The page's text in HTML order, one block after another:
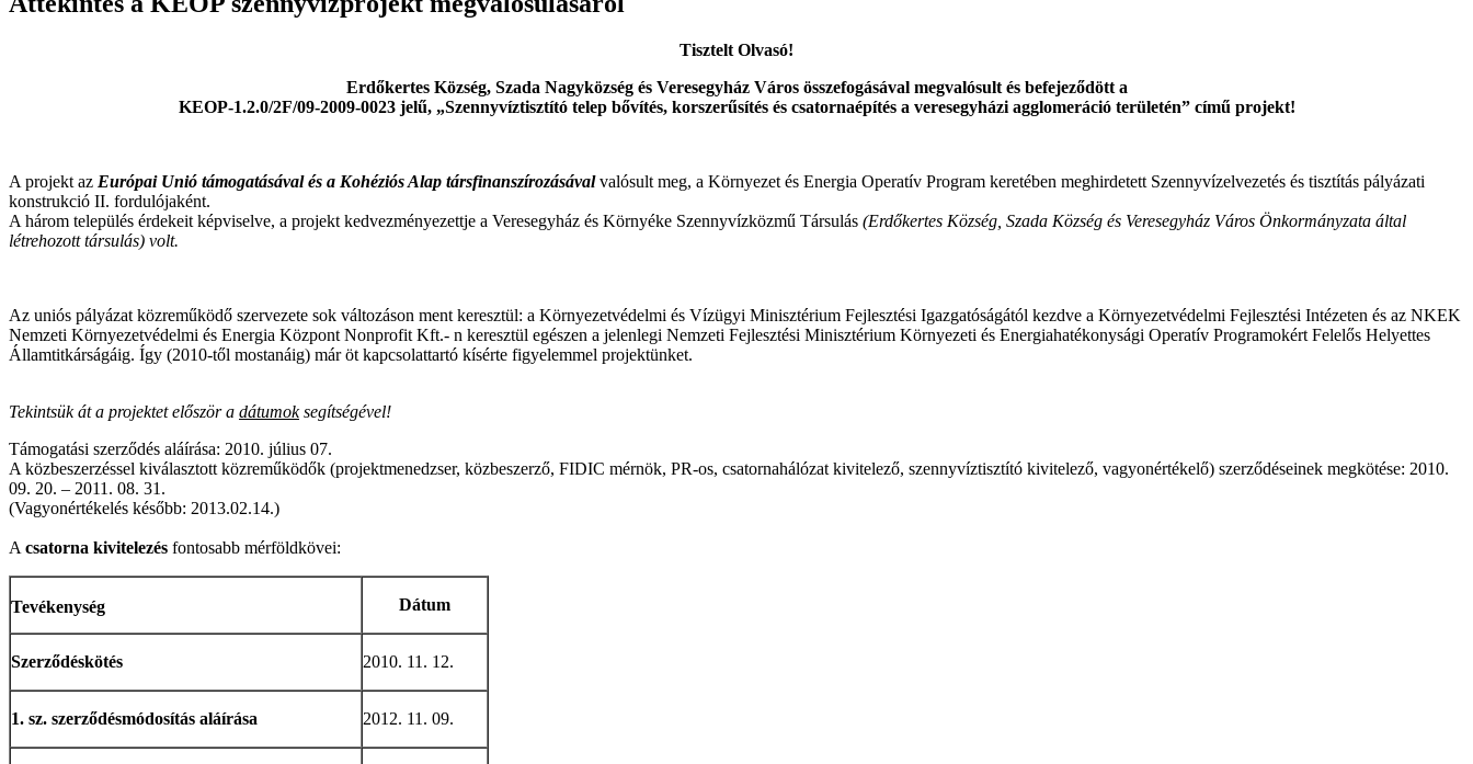
Tisztelt Olvasó!
Erdőkertes Község, Szada Nagyközség és Veresegyház Város összefogásával megvalósult és befejeződött a
KEOP-1.2.0/2F/09-2009-0023 jelű, „Szennyvíztisztító telep bővítés, korszerűsítés és csatornaépítés a veresegyházi agglomeráció területén” című projekt!
A projekt az Európai Unió támogatásával és a Kohéziós Alap társfinanszírozásávalvalósult meg, a Környezet és Energia Operatív Program keretében meghirdetett Szennyvízelvezetés és tisztítás pályázati
konstrukció II. fordulójaként.
A három település érdekeit képviselve, a projekt kedvezményezettje a Veresegyház és Környéke Szennyvízközmű Társulás (Erdőkertes Község, Szada Község és Veresegyház Város Önkormányzata által
létrehozott társulás) volt.
Az uniós pályázat közreműködő szervezete sok változáson ment keresztül: a Környezetvédelmi és Vízügyi Minisztérium Fejlesztési Igazgatóságától kezdve a Környezetvédelmi Fejlesztési Intézeten és az NKEK
Nemzeti Környezetvédelmi és Energia Központ Nonprofit Kft.- n keresztül egészen a jelenlegi Nemzeti Fejlesztési Minisztérium Környezeti és Energiahatékonysági Operatív Programokért Felelős Helyettes
Államtitkárságáig. Így (2010-től mostanáig) már öt kapcsolattartó kísérte figyelemmel projektünket.
Tekintsük át a projektet először a dátumoksegítségével!
Támogatási szerződés aláírása: 2010. július 07.
A közbeszerzéssel kiválasztott közreműködők (projektmenedzser, közbeszerző, FIDIC mérnök, PR-os, csatornahálózat kivitelező, szennyvíztisztító kivitelező, vagyonértékelő) szerződéseinek megkötése: 2010.
09. 20. – 2011. 08. 31.
(Vagyonértékelés később: 2013.02.14.)
A csatorna kivitelezés fontosabb mérföldkövei:
Tevékenység Dátum
Szerződéskötés 2010. 11. 12.
1. sz. szerződésmódosítás aláírása 2012. 11. 09.